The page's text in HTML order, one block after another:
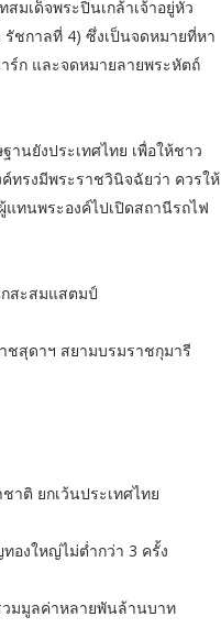
มเด็จพระปิ่นเกล้าเจ้าอยู่หัว
รัชกาลที่ 4) ซึ่งเป็นจดหมายที่หา
ร์ก และจดหมายลายพระหัตถ์
นยังประเทศไทย เพื่อให้ชาว
ทรงมีพระราชวินิจฉัยว่า ควรให้
ทนพระองค์ไปเปิดสถานีรถไฟ
สะสมแสตมป์
ชสุดาฯ สยามบรมราชกุมารี
าติ ยกเว้นประเทศไทย
องใหญ่ไม่ต่ำกว่า 3 ครั้ง
มมูลค่าหลายพันล้านบาท